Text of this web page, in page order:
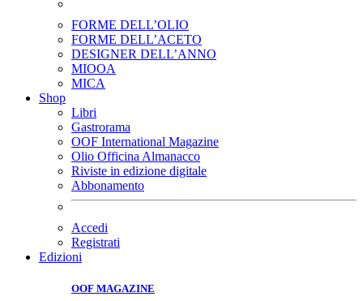
FORME DELL’OLIO
FORME DELL’ACETO
DESIGNER DELL’ANNO
MIOOA
MICA
Shop
Libri
Gastrorama
OOF International Magazine
Olio Officina Almanacco
Riviste in edizione digitale
Abbonamento
Accedi
Registrati
Edizioni
OOF MAGAZINE